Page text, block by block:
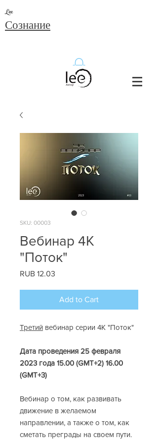
Lee
Сознание
SKU: 00003
Вебинар 4К
"Поток"
RUB 12.03
Add to Cart
Третий вебинар серии 4К "Поток"
Дата проведения 25 февраля
2023 года 15.00 (GMT+2) 16.00
(GMT+3)
Вебинар о том, как развивать
движение в желаемом
направлении, а также о том, как
сметать преграды на своем пути.